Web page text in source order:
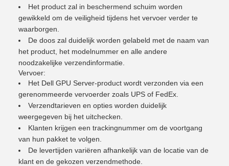
Het product zal in beschermend schuim worden
gewikkeld om de veiligheid tijdens het vervoer verder te
waarborgen.
De doos zal duidelijk worden gelabeld met de naam van
het product, het modelnummer en alle andere
noodzakelijke verzendinformatie.
Vervoer:
Het Dell GPU Server-product wordt verzonden via een
gerenommeerde vervoerder zoals UPS of FedEx.
Verzendtarieven en opties worden duidelijk
weergegeven bij het uitchecken.
Klanten krijgen een trackingnummer om de voortgang
van hun pakket te volgen.
De levertijden variëren afhankelijk van de locatie van de
klant en de gekozen verzendmethode.